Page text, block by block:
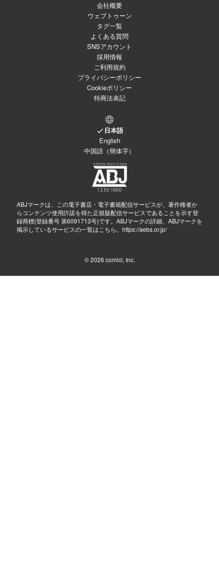
会社概要
ウェブトゥーン
タグ一覧
よくある質問
SNSアカウント
採用情報
ご利用規約
プライバシーポリシー
Cookieポリシー
特商法表記
日本語
English
中国語（簡体字）
ABJマークは、この電子書店・電子書籍配信サービスが、著作権者か
らコンテンツ使用許諾を得た正規版配信サービスであることを示す登
録商標(登録番号 第6091713号)です。ABJマークの詳細、ABJマークを
掲示しているサービスの一覧はこちら。 https://aebs.or.jp/
© 2026 comici, Inc.